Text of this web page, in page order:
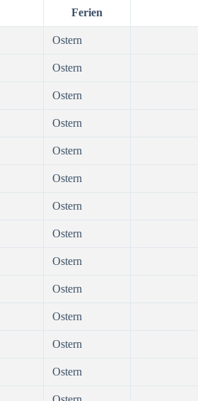
Ferien
Ostern
Ostern
Ostern
Ostern
Ostern
Ostern
Ostern
Ostern
Ostern
Ostern
Ostern
Ostern
Ostern